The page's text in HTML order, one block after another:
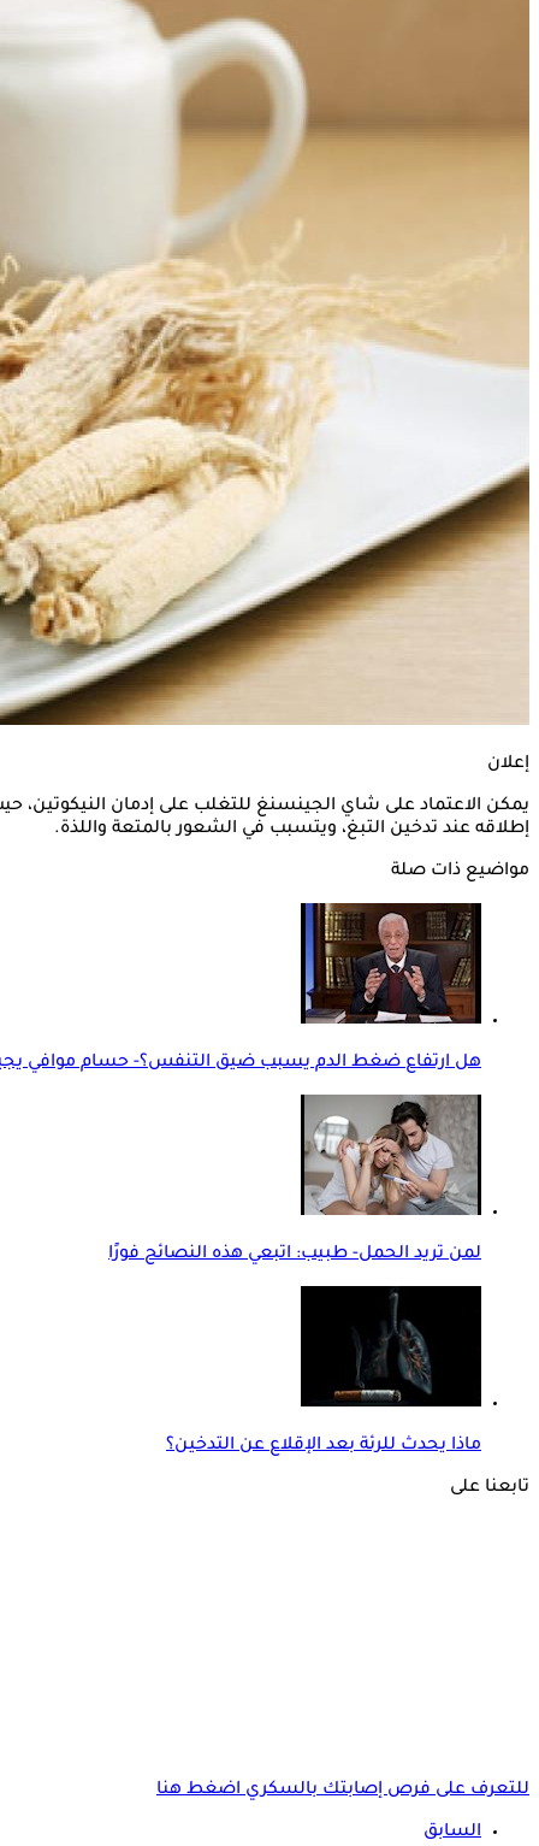
إعلان
يمكن الاعتماد على شاي الجينسنغ للتغلب على إدمان
إطلاقه عند تدخين التبغ، ويتسبب في الشعور بالمتعة واللذة.
مواضيع ذات صلة
هل ارتفاع ضغط الدم يسبب ضيق التنفس؟- حسام موافي
لمن تريد الحمل- طبيب: اتبعي هذه النصائح فورًا
ماذا يحدث للرئة بعد الإقلاع عن التدخين؟
تابعنا على
للتعرف على فرص إصابتك بالسكري اضغط هنا
السابق